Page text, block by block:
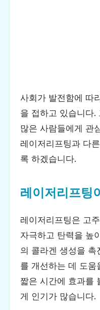
사회가 발전함에 따
을 접하고 있습니다.
많은 사람들에게 관
레이저리프팅과 다
록 하겠습니다.
레이저리프팅
레이저리프팅은 고
자극하고 탄력을 높
의 콜라겐 생성을 촉
를 개선하는 데 도움
짧은 시간에 효과를
게 인기가 많습니다.